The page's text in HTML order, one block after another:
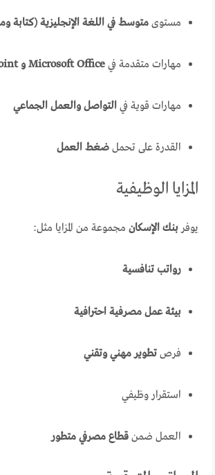
مستوىمتوسط في اللغة الإنجليزية (كتابة
مهارات متقدمة فيMicrosoft Office و PowerPoint
مهارات قوية فيالتواصل والعمل الجماعي
القدرة على تحملضغط العمل
المزايا الوظيفية
يوفربنك الإسكان مجموعة من المزايا مثل:
رواتب تنافسية
بيئة عمل مصرفية احترافية
فرصتطوير مهني وتقني
استقرار وظيفي
العمل ضمنقطاع مصرفي متطور